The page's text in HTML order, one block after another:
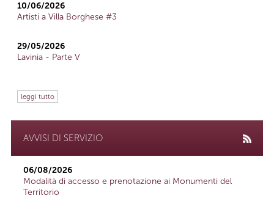
10/06/2026
Artisti a Villa Borghese #3
29/05/2026
Lavinia - Parte V
leggi tutto
AVVISI DI SERVIZIO
06/08/2026
Modalità di accesso e prenotazione ai Monumenti del
Territorio